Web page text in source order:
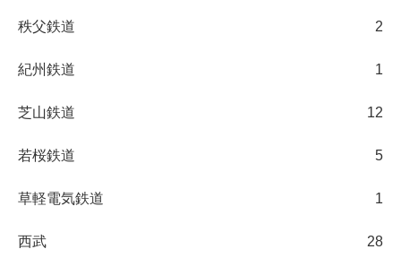
秩父鉄道 2
紀州鉄道 1
芝山鉄道 12
若桜鉄道 5
草軽電気鉄道 1
西武 28